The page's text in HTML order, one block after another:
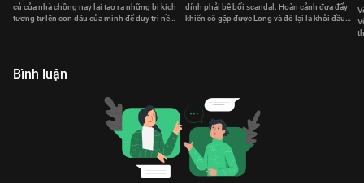
củ của nhà chồng nay lại tạo ra những bi kịch
tương tự lên con dâu của mình để duy trì nền
dính phải bê bối scandal. Hoàn cảnh đưa đẩy
khiến cô gặp được Long và đó lại là khởi đầu
Bình luận